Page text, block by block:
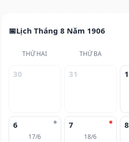
Lịch Tháng 8 Năm 1906
THỨ HAI THỨ BA
30 31 1
6
17/6
7
18/6
8